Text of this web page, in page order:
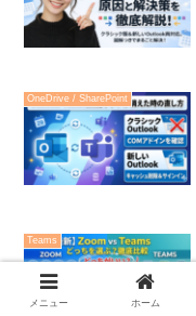
OneDrive / SharePoint
Teams
メニュー ホーム